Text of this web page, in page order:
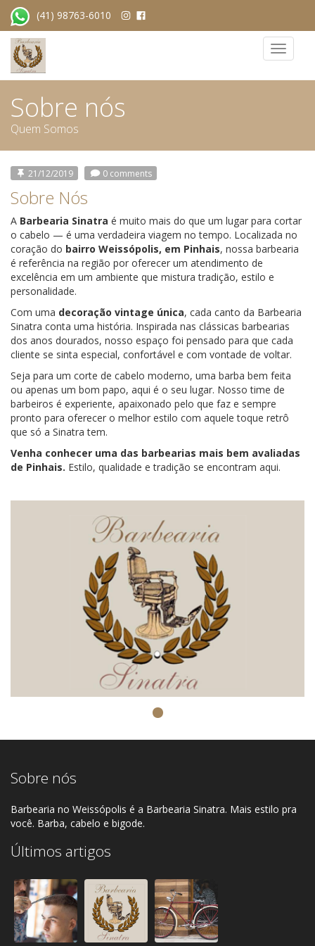
(41) 98763-6010
Toggle
Sobre nós
Quem Somos
21/12/2019 0 comments
Sobre Nós
A Barbearia Sinatra é muito mais do que um lugar para cortar
o cabelo — é uma verdadeira viagem no tempo. Localizada no
coração do bairro Weissópolis, em Pinhais, nossa barbearia
é referência na região por oferecer um atendimento de
excelência em um ambiente que mistura tradição, estilo e
personalidade.
Com uma decoração vintage única, cada canto da Barbearia
Sinatra conta uma história. Inspirada nas clássicas barbearias
dos anos dourados, nosso espaço foi pensado para que cada
cliente se sinta especial, confortável e com vontade de voltar.
Seja para um corte de cabelo moderno, uma barba bem feita
ou apenas um bom papo, aqui é o seu lugar. Nosso time de
barbeiros é experiente, apaixonado pelo que faz e sempre
pronto para oferecer o melhor estilo com aquele toque retrô
que só a Sinatra tem.
Venha conhecer uma das barbearias mais bem avaliadas
de Pinhais. Estilo, qualidade e tradição se encontram aqui.
Sobre nós
Barbearia no Weissópolis é a Barbearia Sinatra. Mais estilo pra
você. Barba, cabelo e bigode.
Últimos artigos